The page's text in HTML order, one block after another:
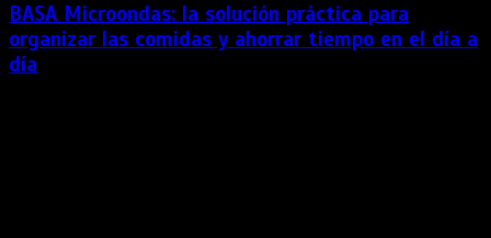
BASA Microondas: la solución práctica para
organizar las comidas y ahorrar tiempo en el día a
día